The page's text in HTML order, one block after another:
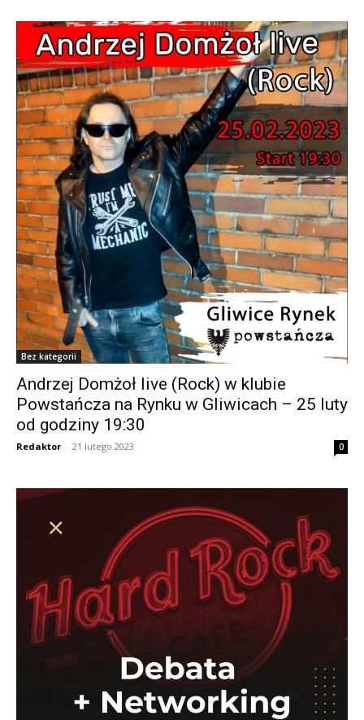
Bez kategorii
Andrzej Domżoł live (Rock) w klubie
Powstańcza na Rynku w Gliwicach – 25 luty
od godziny 19:30
Redaktor - 21 lutego 2023 0